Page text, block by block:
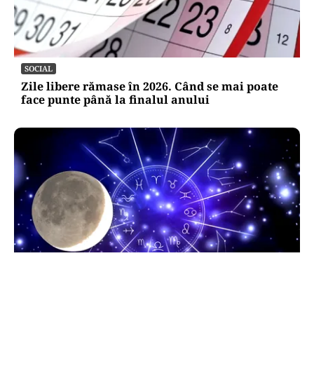
SOCIAL
Zile libere rămase în 2026. Când se mai poate
face punte până la finalul anului